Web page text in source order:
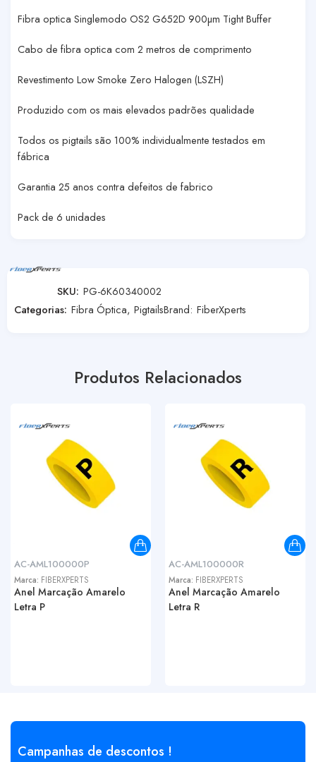
Fibra optica Singlemodo OS2 G652D 900µm Tight Buffer
Cabo de fibra optica com 2 metros de comprimento
Revestimento Low Smoke Zero Halogen (LSZH)
Produzido com os mais elevados padrões qualidade
Todos os pigtails são 100% individualmente testados em
fábrica
Garantia 25 anos contra defeitos de fabrico
Pack de 6 unidades
SKU: PG-6K60340002
Categorias: Fibra Óptica, PigtailsBrand: FiberXperts
Produtos Relacionados
AC-AML100000P
Marca: FIBERXPERTS
Anel Marcação Amarelo
Letra P
AC-AML100000R
Marca: FIBERXPERTS
Anel Marcação Amarelo
Letra R
Campanhas de descontos !